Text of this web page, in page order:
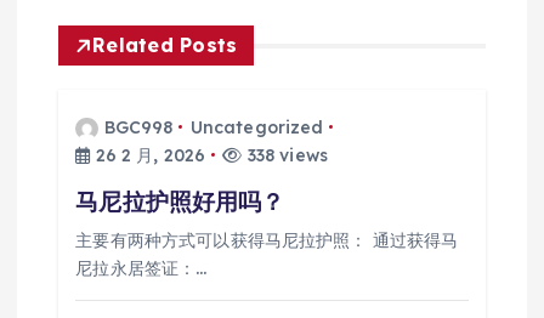
Related Posts
BGC998
Uncategorized
26 2 月, 2026
338 views
马尼拉护照好用吗？
主要有两种方式可以获得马尼拉护照： 通过获得马
尼拉永居签证：…